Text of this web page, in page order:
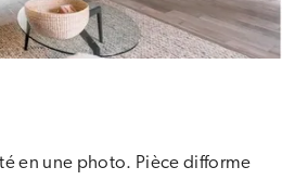
en une photo. Pièce difforme